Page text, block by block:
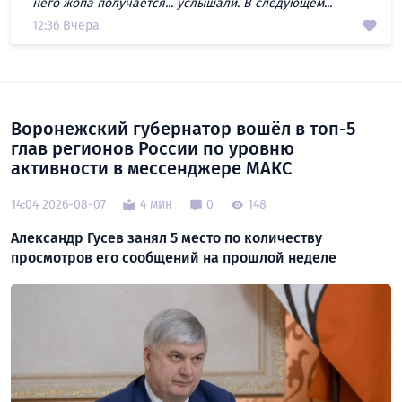
12:36 Вчера
Воронежский губернатор вошёл в топ-5
глав регионов России по уровню
активности в мессенджере МАКС
14:04 2026-08-07 4 мин 0 148
Александр Гусев занял 5 место по количеству
просмотров его сообщений на прошлой неделе